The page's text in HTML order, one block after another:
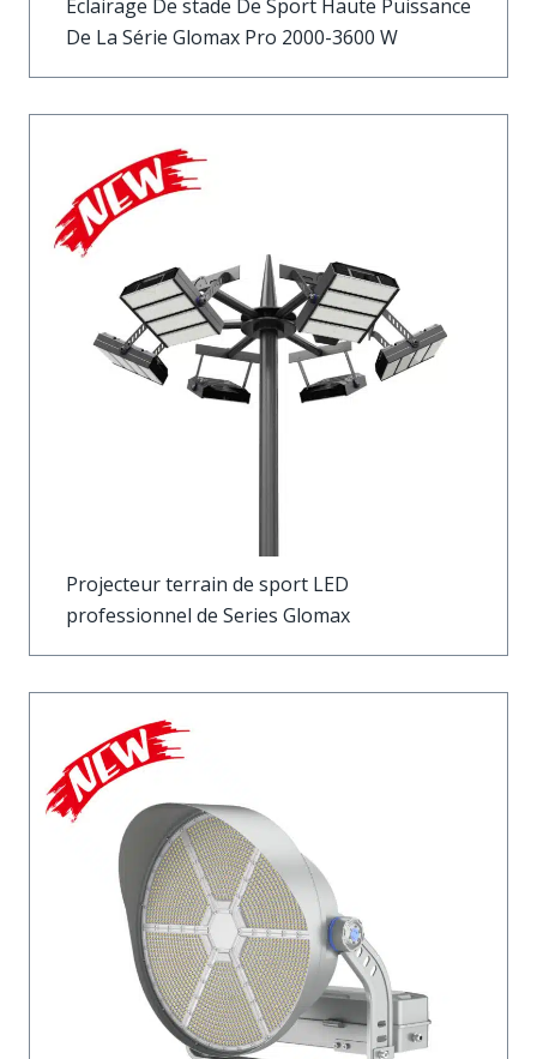
Éclairage De stade De Sport Haute Puissance
De La Série Glomax Pro 2000-3600 W
Projecteur terrain de sport LED
professionnel de Series Glomax